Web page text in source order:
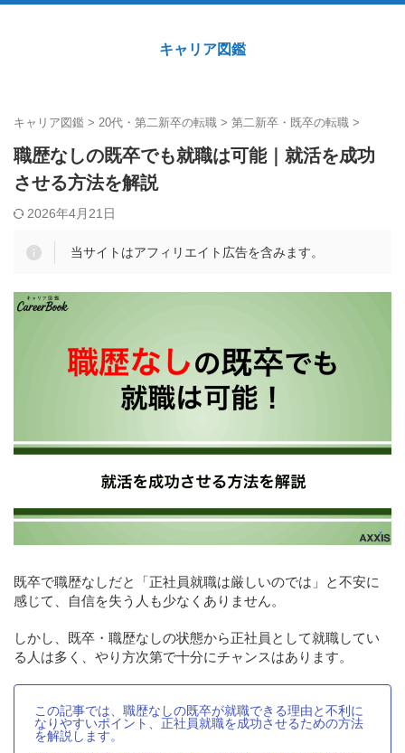
キャリア図鑑
キャリア図鑑 > 20代・第二新卒の転職 > 第二新卒・既卒の転職 >
職歴なしの既卒でも就職は可能｜就活を成功
させる方法を解説
2026年4月21日
当サイトはアフィリエイト広告を含みます。
既卒で職歴なしだと「正社員就職は厳しいのでは」と不安に
感じて、自信を失う人も少なくありません。
しかし、既卒・職歴なしの状態から正社員として就職してい
る人は多く、やり方次第で十分にチャンスはあります。
この記事では、職歴なしの既卒が就職できる理由と不利に
なりやすいポイント、正社員就職を成功させるための方法
を解説します。